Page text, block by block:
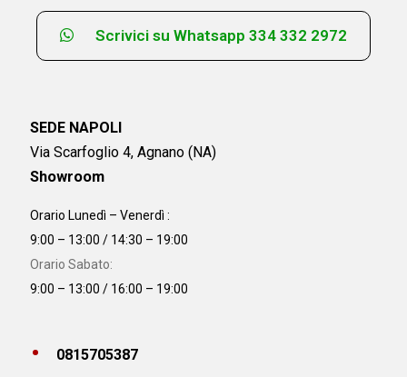
Scrivici su Whatsapp 334 332 2972
SEDE NAPOLI
Via Scarfoglio 4, Agnano (NA)
Showroom
Orario Lunedì – Venerdì :
9:00 – 13:00 / 14:30 – 19:00
Orario Sabato:
9:00 – 13:00 / 16:00 – 19:00
0815705387